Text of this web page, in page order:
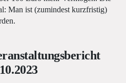
Man ist (zumindest kurzfristig)